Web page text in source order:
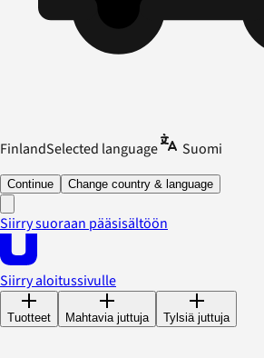
FinlandSelected language Suomi
Continue Change country & language
Siirry suoraan pääsisältöön
Siirry aloitussivulle
Tuotteet Mahtavia juttuja Tylsiä juttuja